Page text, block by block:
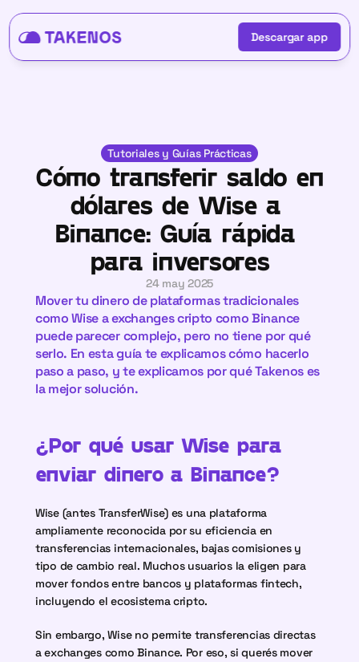
Descargar app
Descargar app
Tutoriales y Guías Prácticas
Cómo transferir saldo en
dólares de Wise a
Binance: Guía rápida
para inversores
24 may 2025
Mover tu dinero de plataformas tradicionales
como Wise a exchanges cripto como Binance
puede parecer complejo, pero no tiene por qué
serlo. En esta guía te explicamos cómo hacerlo
paso a paso, y te explicamos por qué Takenos es
la mejor solución.
¿Por qué usar Wise para
enviar dinero a Binance?
Wise (antes TransferWise) es una plataforma
ampliamente reconocida por su eficiencia en
transferencias internacionales, bajas comisiones y
tipo de cambio real. Muchos usuarios la eligen para
mover fondos entre bancos y plataformas fintech,
incluyendo el ecosistema cripto.
Sin embargo, Wise no permite transferencias directas
a exchanges como Binance. Por eso, si querés mover